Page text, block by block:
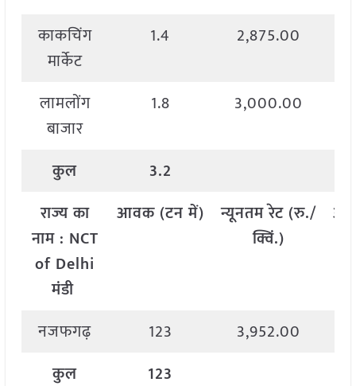
काकचिंग
मार्केट
1.4 2,875.00
लामलोंग
बाजार
1.8 3,000.00
कुल
3.2
राज्यका
नाम: NCT
of Delhi
मंडी
आवक (टनमें) न्यूनतमरेट (रु./
क्विं.)
नजफगढ़ 123 3,952.00
कुल
123